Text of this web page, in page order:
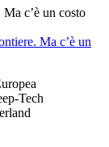
c’è un costo
Ma c’è un